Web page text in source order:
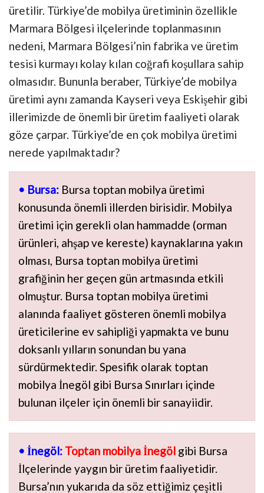
üretilir. Türkiye’de mobilya üretiminin özellikle
Marmara Bölgesi ilçelerinde toplanmasının
nedeni, Marmara Bölgesi’nin fabrika ve üretim
tesisi kurmayı kolay kılan coğrafi koşullara sahip
olmasıdır. Bununla beraber, Türkiye’de mobilya
üretimi aynı zamanda Kayseri veya Eskişehir gibi
illerimizde de önemli bir üretim faaliyeti olarak
göze çarpar. Türkiye’de en çok mobilya üretimi
nerede yapılmaktadır?
• Bursa: Bursa toptan mobilya üretimi
konusunda önemli illerden birisidir. Mobilya
üretimi için gerekli olan hammadde (orman
ürünleri, ahşap ve kereste) kaynaklarına yakın
olması, Bursa toptan mobilya üretimi
grafiğinin her geçen gün artmasında etkili
olmuştur. Bursa toptan mobilya üretimi
alanında faaliyet gösteren önemli mobilya
üreticilerine ev sahipliği yapmakta ve bunu
doksanlı yılların sonundan bu yana
sürdürmektedir. Spesifik olarak toptan
mobilya İnegöl gibi Bursa Sınırları içinde
bulunan ilçeler için önemli bir sanayiidir.
• İnegöl: Toptan mobilya İnegöl gibi Bursa
İlçelerinde yaygın bir üretim faaliyetidir.
Bursa’nın yukarıda da söz ettiğimiz çeşitli